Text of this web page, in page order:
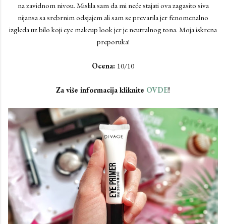
na zavidnom nivou. Mislila sam da mi neće stajati ova zagasito siva
nijansa sa srebrnim odsjajem ali sam se prevarila jer fenomenalno
izgleda uz bilo koji eye makeup look jer je neutralnog tona. Moja iskrena
preporuka!
Ocena: 10/10
Za više informacija kliknite OVDE!